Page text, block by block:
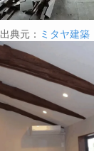
出典元： ミタヤ建築